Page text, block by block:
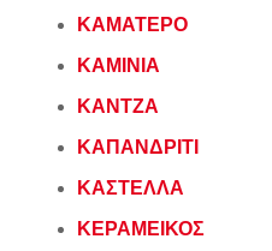
ΚΑΜΑΤΕΡΟ
ΚΑΜΙΝΙΑ
ΚΑΝΤΖΑ
ΚΑΠΑΝΔΡΙΤΙ
ΚΑΣΤΕΛΛΑ
ΚΕΡΑΜΕΙΚΟΣ